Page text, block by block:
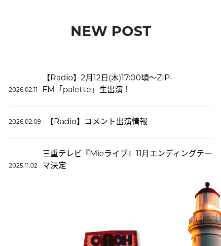
NEW POST
2026.02.11
【Radio】2月12日(木)17:00頃〜ZIP-
FM「palette」生出演！
2026.02.09 【Radio】コメント出演情報
2025.11.02
三重テレビ『Mieライブ』11月エンディングテー
マ決定